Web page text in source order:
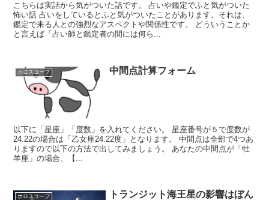
こちらは実話から気がついた話です。 占いや鑑定でふと気がついた
怖い話 占いをしているとふと気がついたことがあります。それは、
鑑定で来る人との強烈なアスペクトや関係性です。 どういうことか
と言えば「占い師と鑑定者の間には何ら...
ホロスコープ 中間点計算フォーム
以下に「星座」「度数」を入れてください。 星座番号が５で度数が
24.22の場合は「乙女座24.22度」となります。 中間点は全部で4つあ
りますので以下の方法で出してみましょう。 あなたの中間点が「牡
羊座」の場合、【...
ホロスコープ
トランジット海王星の影響はぼん